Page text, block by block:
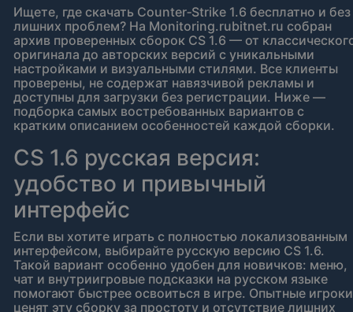
Ищете, где скачать Counter‑Strike 1.6 бесплатно и без
лишних проблем? На Monitoring.rubitnet.ru собран
архив проверенных сборок CS 1.6 — от
оригинала до авторских версий с уникальными
настройками и визуальными стилями. Все клиенты
проверены, не содержат навязчивой рекламы и
доступны для загрузки без регистрации. Ниже —
подборка самых востребованных вариантов с
кратким описанием особенностей каждой сборки.
CS 1.6 русская версия:
удобство и привычный
интерфейс
Если вы хотите играть с полностью локализованным
интерфейсом, выбирайте русскую версию CS 1.6.
Такой вариант особенно удобен для новичков: меню,
чат и внутриигровые подсказки на русском языке
помогают быстрее освоиться в игре. Опытные игроки
ценят эту сборку за простоту и отсутствие лишних